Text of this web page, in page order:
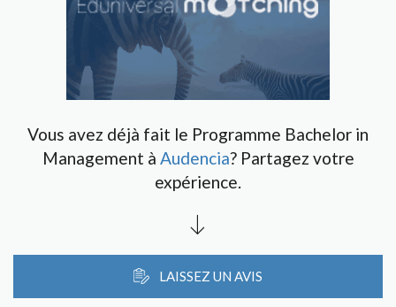
Vous avez déjà fait le Programme Bachelor in
Management à Audencia? Partagez votre
expérience.
LAISSEZ UN AVIS